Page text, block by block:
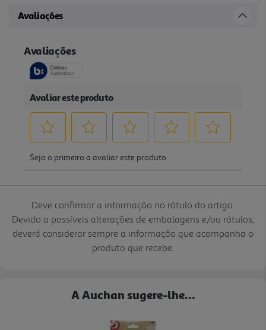
Avaliações
Deve confirmar a informação no rótulo do artigo.
Devido a possíveis alterações de embalagens e/ou rótulos,
deverá considerar sempre a informação que acompanha o
produto que recebe.
A Auchan sugere-lhe...